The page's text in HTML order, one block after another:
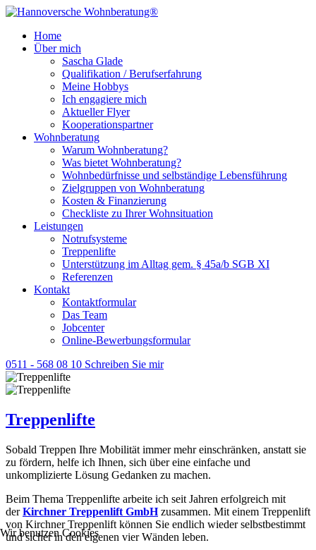
Home
Über mich
Sascha Glade
Qualifikation / Berufserfahrung
Meine Hobbys
Ich engagiere mich
Aktueller Flyer
Kooperationspartner
Wohnberatung
Warum Wohnberatung?
Was bietet Wohnberatung?
Wohnbedürfnisse und selbständige Lebensführung
Zielgruppen von Wohnberatung
Kosten & Finanzierung
Checkliste zu Ihrer Wohnsituation
Leistungen
Notrufsysteme
Treppenlifte
Unterstützung im Alltag gem. § 45a/b SGB XI
Referenzen
Kontakt
Kontaktformular
Das Team
Jobcenter
Online-Bewerbungsformular
0511 - 568 08 10 Schreiben Sie mir
Treppenlifte
Sobald Treppen Ihre Mobilität immer mehr einschränken, anstatt sie
zu fördern, helfe ich Ihnen, sich über eine einfache und
unkomplizierte Lösung Gedanken zu machen.
Beim Thema Treppenlifte arbeite ich seit Jahren erfolgreich mit
derKirchner Treppenlift GmbHzusammen. Mit einem Treppenlift
von Kirchner Treppenlift können Sie endlich wieder selbstbestimmt
und sicher in den eigenen vier Wänden leben.
Wir benutzen Cookies